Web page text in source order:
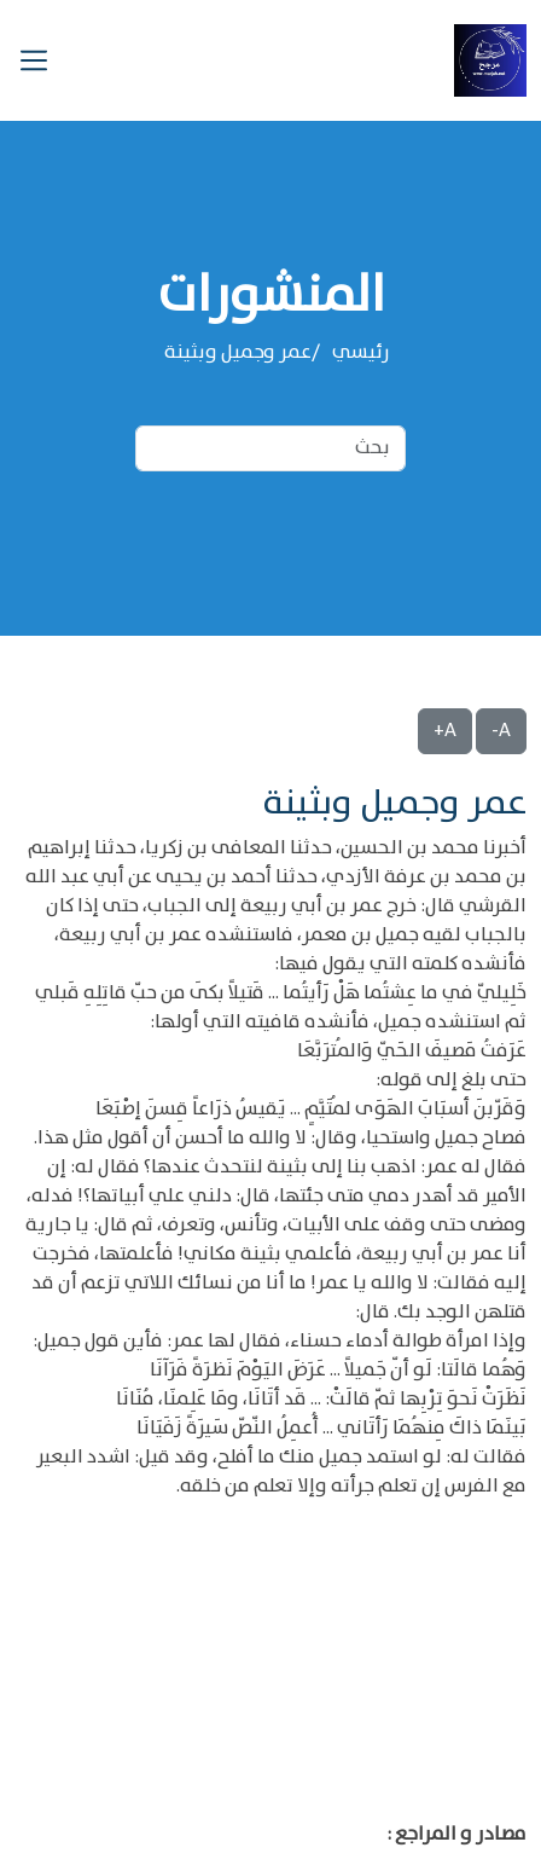
المنشورات
رئيسي عمر وجميل وبثينة
A-
A+
عمر وجميل وبثينة
أخبرنا محمد بن الحسين، حدثنا المعافى بن زكريا، حدثنا إبراهيم
بن محمد بن عرفة الأزدي، حدثنا أحمد بن يحيى عن أبي عبد الله
القرشي قال: خرج عمر بن أبي ربيعة إلى الجباب، حتى إذا كان
بالجباب لقيه جميل بن معمر، فاستنشده عمر بن أبي ربيعة،
فأنشده كلمته التي يقول فيها:
خَلِيليّ في ما عِشتُما هَلْ رَأيتُما ... قَتيلاً بكَى من حبّ قاتِلِهِ قَبلي
ثم استنشده جميل، فأنشده قافيته التي أولها:
عَرَفتُ مَصيفَ الحَيّ وَالمُترَبَّعَا
حتى بلغ إلى قوله:
وَقَرّبنَ أسبَابَ الهَوَى لمُتَيَّمٍ ... يَقيسُ ذرَاعاً قِسنَ إصْبَعَا
فصاح جميل واستحيا، وقال: لا والله ما أحسن أن أقول مثل هذا.
فقال له عمر: اذهب بنا إلى بثينة لنتحدث عندها؟ فقال له: إن
الأمير قد أهدر دمي متى جئتها، قال: دلني علي أبياتها؟! فدله،
ومضى حتى وقف على الأبيات، وتأنس، وتعرف، ثم قال: يا جارية
أنا عمر بن أبي ربيعة، فأعلمي بثينة مكاني! فأعلمتها، فخرجت
إليه فقالت: لا والله يا عمر! ما أنا من نسائك اللاتي تزعم أن قد
قتلهن الوجد بك. قال:
وإذا امرأة طوالة أدماء حسناء، فقال لها عمر: فأين قول جميل:
وَهُما قالَتا: لَو أنّ جَميلاً ... عَرَضَ اليَوْمَ نَظرَةً فَرَآنَا
نَظَرَتْ نَحوَ تِرْبِها ثمّ قالَتْ: ... قَد أتَانَا، ومَا عَلِمنَا، مُنَانَا
بَينَمَا ذاكَ مِنهُمَا رَأتَاني ... أُعمِلُ النّصّ سَيرَةً زَفَيَانَا
فقالت له: لو استمد جميل منك ما أفلح، وقد قيل: اشدد البعير
مع الفرس إن تعلم جرأته وإلا تعلم من خلقه.
مصادر و المراجع :